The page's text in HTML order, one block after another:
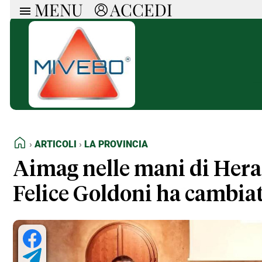
MENU ACCEDI
ARTICOLI
Politica
Economia
Società
La Nera
Che Cultura
La Provincia
Mondo
Italia
Tutti gli Articoli
HOME
ARTICOLI LA PROVINCIA
Aimag nelle mani di
Felice Goldoni ha